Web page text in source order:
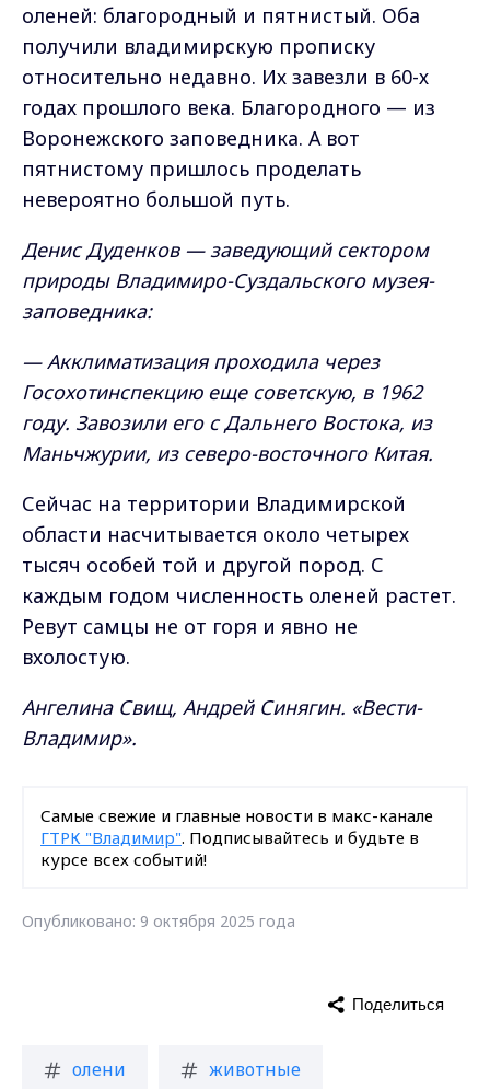
оленей: благородный и пятнистый. Оба
получили владимирскую прописку
относительно недавно. Их завезли в 60-х
годах прошлого века. Благородного — из
Воронежского заповедника. А вот
пятнистому пришлось проделать
невероятно большой путь.
Денис Дуденков — заведующий сектором
природы Владимиро-Суздальского музея-
заповедника:
— Акклиматизация проходила через
Госохотинспекцию еще советскую, в 1962
году. Завозили его с Дальнего Востока, из
Маньчжурии, из северо-восточного Китая.
Сейчас на территории Владимирской
области насчитывается около четырех
тысяч особей той и другой пород. С
каждым годом численность оленей растет.
Ревут самцы не от горя и явно не
вхолостую.
Ангелина Свищ, Андрей Синягин. «Вести-
Владимир».
Самые свежие и главные новости в макс-канале
ГТРК "Владимир". Подписывайтесь и будьте в
курсе всех событий!
Опубликовано: 9 октября 2025 года
олени животные
Поделиться